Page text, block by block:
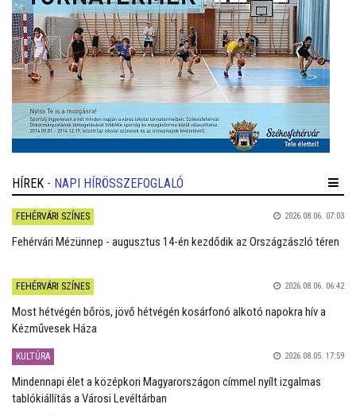
HÍREK - NAPI HÍRÖSSZEFOGLALÓ
FEHÉRVÁRI SZÍNES 2026.08.06. 07:03
Fehérvári Mézünnep - augusztus 14-én kezdődik az Országzászló téren
FEHÉRVÁRI SZÍNES 2026.08.06. 06:42
Most hétvégén bőrös, jövő hétvégén kosárfonó alkotó napokra hív a
Kézművesek Háza
KULTÚRA 2026.08.05. 17:59
Mindennapi élet a középkori Magyarországon címmel nyílt izgalmas
tablókiállítás a Városi Levéltárban